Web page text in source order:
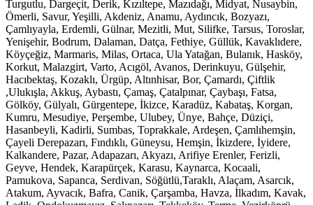
Turgutlu, Dargeçit, Derik, Kızıltepe, Mazıdağı, Midyat, Nusaybin,
Ömerli, Savur, Yeşilli, Akdeniz, Anamu, Aydıncık, Bozyazı,
Çamlıyayla, Erdemli, Gülnar, Mezitli, Mut, Silifke, Tarsus, Toroslar,
Yenişehir, Bodrum, Dalaman, Datça, Fethiye, Güllük, Kavaklıdere,
Köyçeğiz, Marmaris, Milas, Ortaca, Ula Yatağan, Bulanık, Hasköy,
Korkut, Malazgirt, Varto, Acıgöl, Avanos, Derinkuyu, Gülşehir,
Hacıbektaş, Kozaklı, Ürgüp, Altınhisar, Bor, Çamardı, Çiftlik
,Ulukışla, Akkuş, Aybastı, Çamaş, Çatalpınar, Çaybaşı, Fatsa,
Gölköy, Gülyalı, Gürgentepe, İkizce, Karadüz, Kabataş, Korgan,
Kumru, Mesudiye, Perşembe, Ulubey, Ünye, Bahçe, Düziçi,
Hasanbeyli, Kadirli, Sumbas, Toprakkale, Ardeşen, Çamlıhemşin,
Çayeli Derepazarı, Fındıklı, Güneysu, Hemşin, İkizdere, İyidere,
Kalkandere, Pazar, Adapazarı, Akyazı, Arifiye Erenler, Ferizli,
Geyve, Hendek, Karapürçek, Karasu, Kaynarca, Kocaali,
Pamukova, Sapanca, Serdivan, Söğütlü,Taraklı, Alaçam, Asarcık,
Atakum, Ayvacık, Bafra, Canik, Çarşamba, Havza, İlkadım, Kavak,